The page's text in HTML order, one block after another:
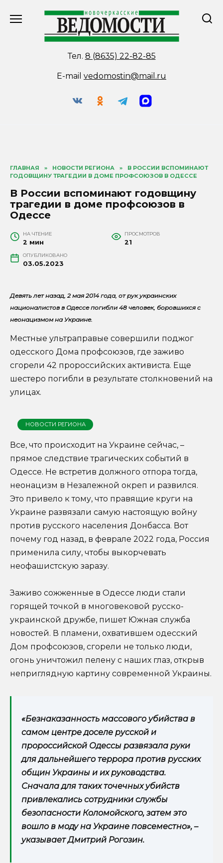
Тел. 8 (8635) 22-82-85
E-mail vedomostin@mail.ru
ГЛАВНАЯ » НОВОСТИ РЕГИОНА »
В РОССИИ ВСПОМИНАЮТ
ГОДОВЩИНУ ТРАГЕДИИ В ДОМЕ ПРОФСОЮЗОВ В ОДЕССЕ
В России вспоминают годовщину
трагедии в доме профсоюзов в
Одессе
НА ЧТЕНИЕ
2 мин
ПРОСМОТРОВ
21
ОПУБЛИКОВАНО
03.05.2023
Девять лет назад, 2 мая 2014 года, от рук украинских
националистов в Одессе погибли 48 человек, боровшихся с
неонацизмом на Украине.
Местные ультраправые совершили поджог
одесского Дома профсоюзов, где заживо
сгорели 42 пророссийских активиста. Еще
шестеро погибли в результате столкновений на
улицах.
НОВОСТИ РЕГИОНА
Все, что происходит на Украине сейчас, –
прямое следствие трагических событий в
Одессе. Не встретив должного отпора тогда,
неонацизм в Незалежной окреп и развился.
Это привело к тому, что правящие круги на
Украине развязали самую настоящую войну
против русского населения Донбасса. Вот
почему год назад, в феврале 2022 года, Россия
применила силу, чтобы выкорчевать
неофашистскую заразу.
Заживо сожженные в Одессе люди стали
горящей точкой в многовековой русско-
украинской дружбе, пишет Южная служба
новостей. В пламени, охватившем одесский
Дом профсоюзов, сгорели не только люди,
огонь уничтожил пелену с наших глаз, открыв
неприглядную картину современной Украины.
«Безнаказанность массового убийства в
самом центре доселе русской и
пророссийской Одессы развязала руки
для дальнейшего террора против русских
общин Украины и их руководства.
Сначала для таких точечных убийств
привлекались сотрудники службы
безопасности Коломойского, затем это
вошло в моду на Украине повсеместно», –
указывает Дмитрий Рогозин.